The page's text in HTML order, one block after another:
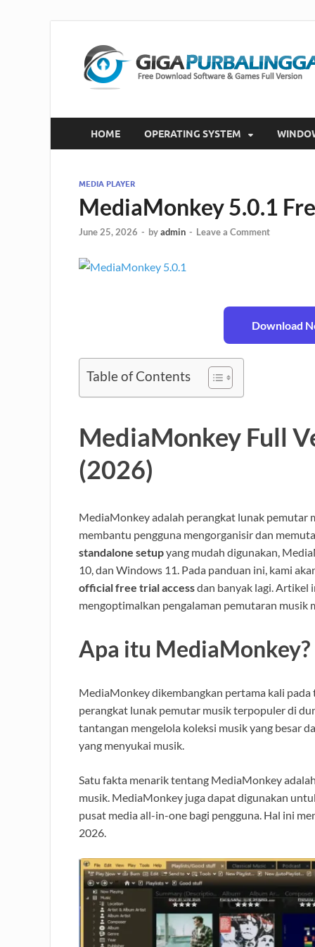
HOME OPERATING SYSTEM
MEDIA PLAYER
MediaMonkey 5.0.1
June 25, 2026 - byadmin - Leave a Comment
Download
Table of Contents
MediaMonkey Full
(2026)
MediaMonkey adalah perangkat lunak pemutar
membantu pengguna mengorganisir dan
standalone setupyang mudah digunakan,
10, dan Windows 11. Pada panduan ini, kami
official free trial accessdan banyak lagi. Artikel
mengoptimalkan pengalaman pemutaran musik
Apa itu MediaMonkey?
MediaMonkey dikembangkan pertama kali
perangkat lunak pemutar musik terpopuler di
tantangan mengelola koleksi musik yang besar
yang menyukai musik.
Satu fakta menarik tentang MediaMonkey
musik. MediaMonkey juga dapat digunakan
pusat media all-in-one bagi pengguna. Hal ini
2026.